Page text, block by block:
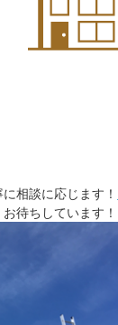
相談に応じます！
待ちしています！